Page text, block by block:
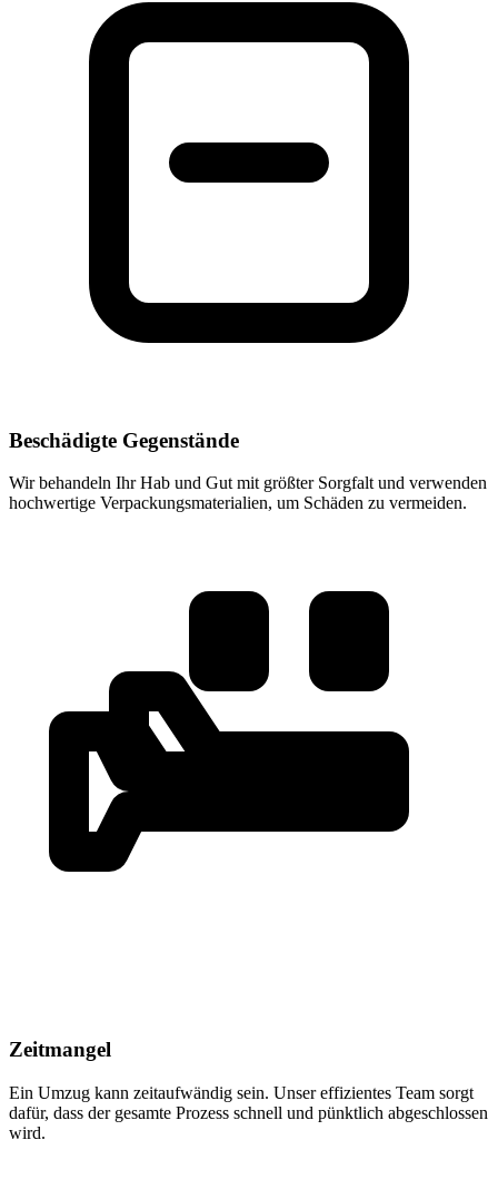
Beschädigte Gegenstände
Wir behandeln Ihr Hab und Gut mit größter Sorgfalt und verwenden
hochwertige Verpackungsmaterialien, um Schäden zu vermeiden.
Zeitmangel
Ein Umzug kann zeitaufwändig sein. Unser effizientes Team sorgt
dafür, dass der gesamte Prozess schnell und pünktlich abgeschlossen
wird.